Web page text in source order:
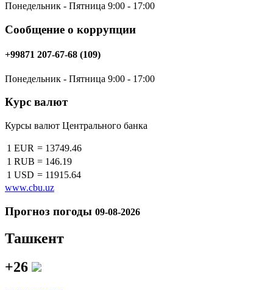
Понедельник - Пятница 9:00 - 17:00
Сообщение о коррупции
+99871 207-67-68 (109)
Понедельник - Пятница 9:00 - 17:00
Курс валют
Курсы валют Центрального банка
1 EUR = 13749.46
1 RUB = 146.19
1 USD = 11915.64
www.cbu.uz
Прогноз погоды 09-08-2026
Ташкент
+26